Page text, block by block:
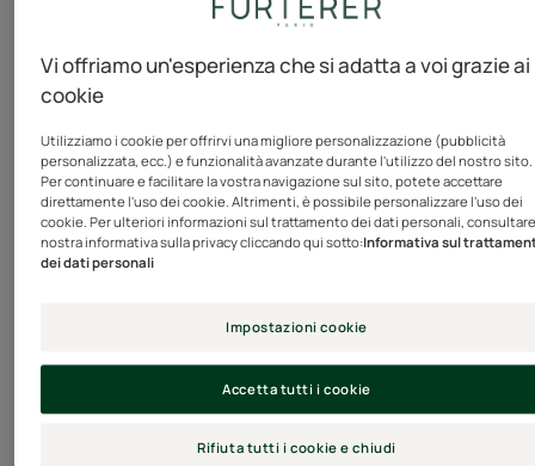
Esigenze
Acconciatura / Styling
Prodotto in Francia
Questa pasta per lo styling facile da utilizzare definisce,
modella e struttura i tagli corti in modo straordinario. La
semi-mat, morbido e flessibile sui capelli per un look
straordinariamente naturale e una lunga tenuta.
Vi offriamo un'esperienza che si adatta a voi grazie ai
cookie
Utilizziamo i cookie per offrirvi una migliore personalizzazione (pubblicità
personalizzata, ecc.) e funzionalità avanzate durante l'utilizzo del nostro sito.
Per continuare e facilitare la vostra navigazione sul sito, potete accettare
direttamente l'uso dei cookie. Altrimenti, è possibile personalizzare l'uso dei
cookie. Per ulteriori informazioni sul trattamento dei dati personali,
nostra informativa sulla privacy cliccando qui sotto:Informativa sul
dei dati personali
Impostazioni cookie
Rifiuta tutti i cookie e chiudi
Accetta tutti i cookie